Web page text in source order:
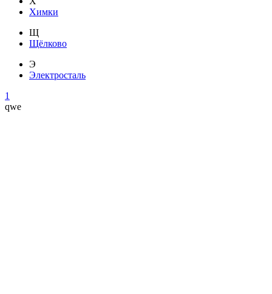
Химки
Щ
Щёлково
Э
Электросталь
1
qwe